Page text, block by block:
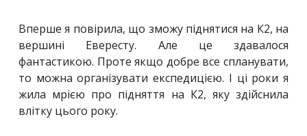
Вперше я повірила, що зможу піднятися на К2, на
вершині Евересту. Але це здавалося
фантастикою. Проте якщо добре все спланувати,
то можна організувати експедицією. І ці роки я
жила мрією про підняття на К2, яку здійснила
влітку цього року.